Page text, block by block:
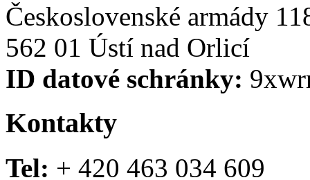
Československé armády
562 01 Ústí nad Orlicí
ID datové schránky:
Kontakty
Tel: + 420 463 034 609